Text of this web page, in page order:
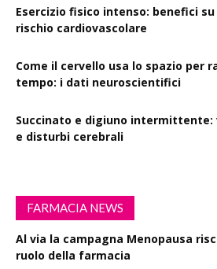
Esercizio fisico intenso: benefici
rischio cardiovascolare
Come il cervello usa lo spazio per
tempo: i dati neuroscientifici
Succinato e digiuno
e disturbi cerebrali
FARMACIA NEWS
Al via la campagna Menopausa
ruolo della farmacia